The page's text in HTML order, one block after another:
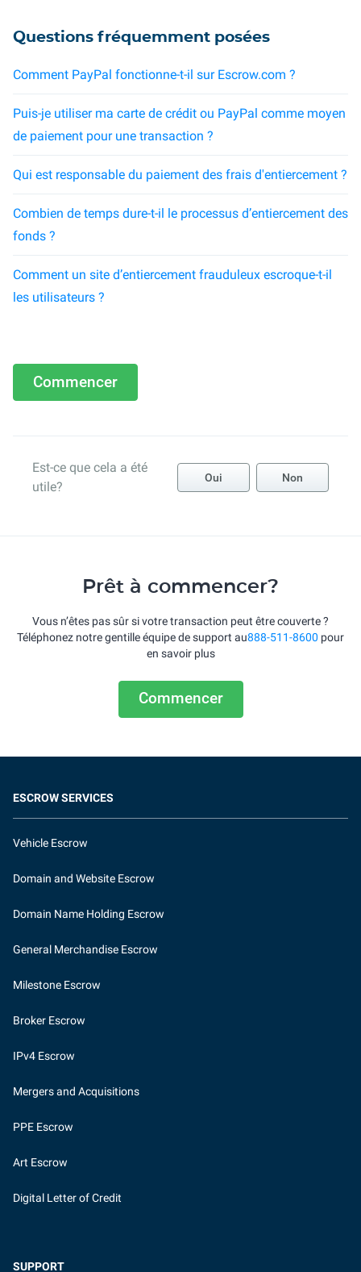
Questions fréquemment posées
Comment PayPal fonctionne-t-il sur Escrow.com ?
Puis-je utiliser ma carte de crédit ou PayPal comme moyen
de paiement pour une transaction ?
Qui est responsable du paiement des frais d'entiercement ?
Combien de temps dure-t-il le processus d’entiercement des
fonds ?
Comment un site d’entiercement frauduleux escroque-t-il
les utilisateurs ?
Commencer
Est-ce que cela a été
utile?
Oui Non
Prêt à commencer?
Vous n’êtes pas sûr si votre transaction peut être couverte ?
Téléphonez notre gentille équipe de support au888-511-8600 pour
en savoir plus
Commencer
ESCROW SERVICES
Vehicle Escrow
Domain and Website Escrow
Domain Name Holding Escrow
General Merchandise Escrow
Milestone Escrow
Broker Escrow
IPv4 Escrow
Mergers and Acquisitions
PPE Escrow
Art Escrow
Digital Letter of Credit
SUPPORT